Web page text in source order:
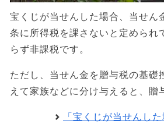
宝くじが当せんした場合、当せん
条に所得税を課さないと定められ
らず非課税です。
ただし、当せん金を贈与税の基礎
えて家族などに分け与えると、贈
「宝くじが当せんし